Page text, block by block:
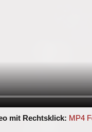
mit Rechtsklick: MP4